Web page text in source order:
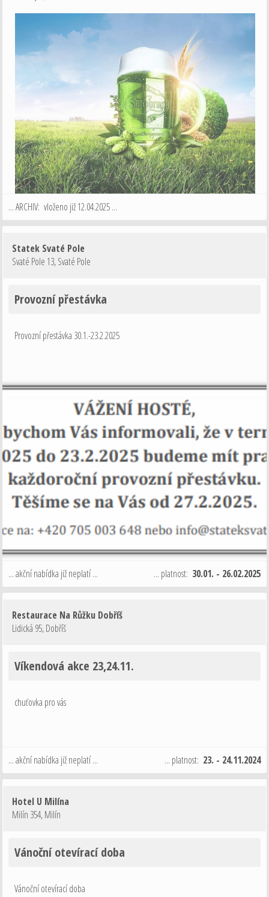
... ARCHIV: vloženo již 12.04.2025 ...
Statek Svaté Pole
Svaté Pole 13,Svaté Pole
Provozní přestávka
Provozní přestávka 30.1.-23.2.2025
... akční nabídka již neplatí ... ... platnost: 30.01. - 26.02.2025
Restaurace Na Růžku Dobříš
Lidická 95,Dobříš
Víkendová akce 23,24.11.
chuťovka pro vás
... akční nabídka již neplatí ... ... platnost: 23. - 24.11.2024
Hotel U Milína
Milín 354,Milín
Vánoční otevírací doba
Vánoční otevírací doba